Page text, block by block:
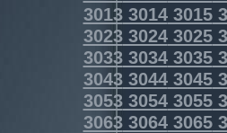
301330143015
302330243025
303330343035
304330443045
305330543055
306330643065